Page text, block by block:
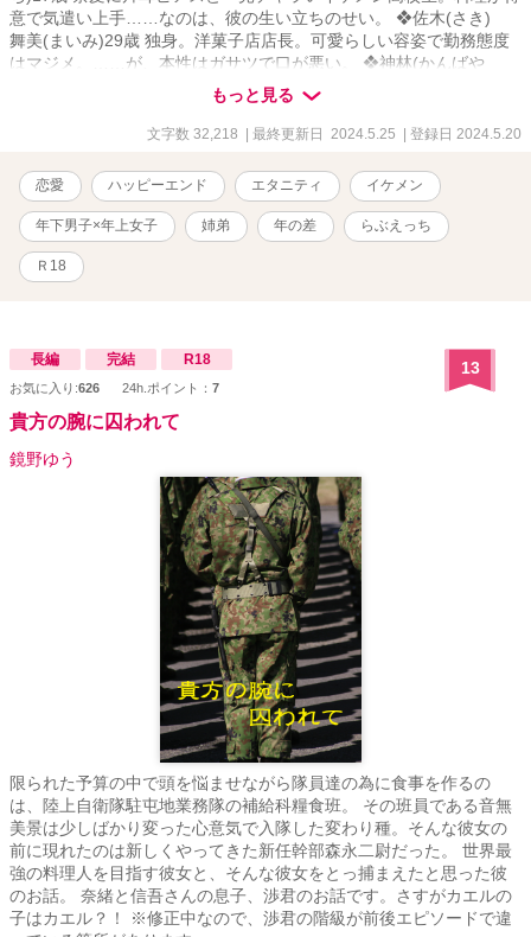
意で気遣い上手……なのは、彼の生い立ちのせい。 ❖佐木(さき)
舞美(まいみ)29歳 独身。洋菓子店店長。可愛らしい容姿で勤務態度
はマジメ。……が、本性はガサツで口が悪い。 ❖神林(かんばや
し) 透(とおる)21歳 パッと見は半グレ風情だが、大地の兄貴分らし
い。 ❖森下(もりした) 多香子(たかこ)23歳 舞美の勤める洋菓子店
の店員。小柄で可愛らしい容姿。あけすけない言動が多い。 【表紙
もっと見る
文字数 32,218 | 最終更新日 2024.5.25 | 登録日 2024.5.20
恋愛 ハッピーエンド エタニティ イケメン
年下男子×年上女子 姉弟 年の差 らぶえっち
Ｒ18
長編 完結 R18
お気に入り:626 24h.ポイント： 7
13
貴方の腕に囚われて
鏡野ゆう
限られた予算の中で頭を悩ませながら隊員達の為に食事を作るの
は、陸上自衛隊駐屯地業務隊の補給科糧食班。 その班員である音無
美景は少しばかり変った心意気で入隊した変わり種。そんな彼女の
前に現れたのは新しくやってきた新任幹部森永二尉だった。 世界最
強の料理人を目指す彼女と、そんな彼女をとっ捕まえたと思った彼
のお話。 奈緒と信吾さんの息子、渉君のお話です。さすがカエルの
子はカエル？！ ※修正中なので、渉君の階級が前後エピソードで違